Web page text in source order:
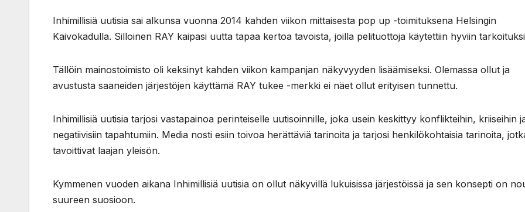
Inhimillisiä uutisia sai alkunsa vuonna 2014 kahden viikon mittaisesta pop up -toimituksena Helsingin
Kaivokadulla. Silloinen RAY kaipasi uutta tapaa kertoa tavoista, joilla pelituottoja käytettiin hyviin
Tällöin mainostoimisto oli keksinyt kahden viikon kampanjan näkyvyyden lisäämiseksi. Olemassa ollut ja
avustusta saaneiden järjestöjen käyttämä RAY tukee -merkki ei näet ollut erityisen tunnettu.
Inhimillisiä uutisia tarjosi vastapainoa perinteiselle uutisoinnille, joka usein keskittyy konflikteihin, kriiseihin
negatiivisiin tapahtumiin. Media nosti esiin toivoa herättäviä tarinoita ja tarjosi henkilökohtaisia tarinoita,
tavoittivat laajan yleisön.
Kymmenen vuoden aikana Inhimillisiä uutisia on ollut näkyvillä lukuisissa järjestöissä ja sen konsepti on
suureen suosioon.